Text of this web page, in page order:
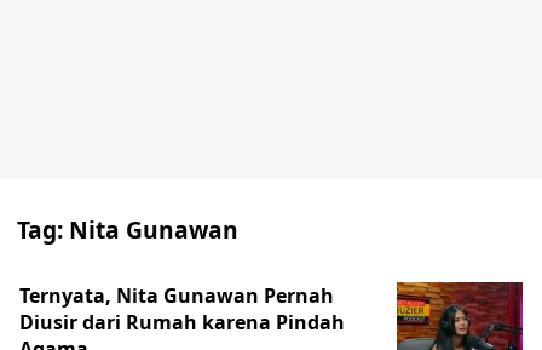
Tag: Nita Gunawan
Ternyata, Nita Gunawan Pernah
Diusir dari Rumah karena Pindah